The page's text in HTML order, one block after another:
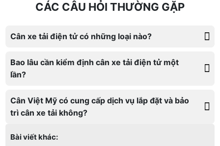
CÁC CÂU HỎI THƯỜNG GẶP
Cân xe tải điện tử có những loại nào?
Bao lâu cần kiểm định cân xe tải điện tử một
lần?
Cân Việt Mỹ có cung cấp dịch vụ lắp đặt và bảo
trì cân xe tải không?
Bài viết khác: